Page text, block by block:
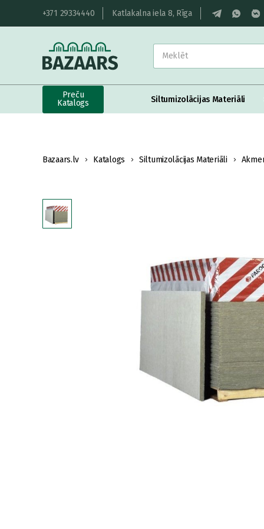
+371 29334440 Katlakalna iela 8, Rīga
Preču
Katalogs
Siltumizolācijas Materiāli
Bazaars.lv Katalogs Siltumizolācijas Materiāli